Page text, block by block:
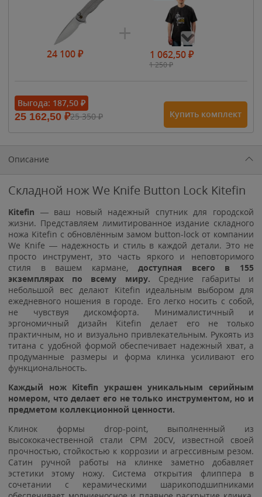
24 100₽ 1 062,50₽
1 250₽
1 615₽
1 900₽1 900₽
Выгода: 187,50 ₽
25 162,50 ₽25 350₽ Купить комплект
Описание
Складной нож We Knife Button Lock Kitefin
Kitefin — ваш новый надежный спутник для городской
жизни. Представляем лимитированное издание складного
ножа Kitefin с обновлённым замом button-lock от компании
We Knife — надежность и стиль в каждой детали. Это не
просто инструмент, это часть яркого и неповторимого
стиля в вашем кармане, доступная всего в 155
экземплярах по всему миру. Средние габариты и
небольшой вес делают Kitefin идеальным выбором для
ежедневного ношения в городе. Его легко носить с собой,
не чувствуя дискомфорта. Минималистичный и
эргономичный дизайн Kitefin делает его не только
практичным, но и визуально привлекательным. Рукоять из
титана с удобной формой обеспечивает надежный хват, а
продуманные размеры и форма клинка усиливают его
функциональность.
Каждый нож Kitefin украшен уникальным серийным
номером, что делает его не только инструментом, но и
предметом коллекционной ценности.
Клинок формы drop-point, выполненный из
высококачественной стали CPM 20CV, известной своей
прочностью, стойкостью к коррозии и агрессивным резом.
Сатин ручной работы на клинке заметно добавляет
эстетики этому ножу. Система открытия флиппера в
сочетании с керамическими шарикоподшипниками